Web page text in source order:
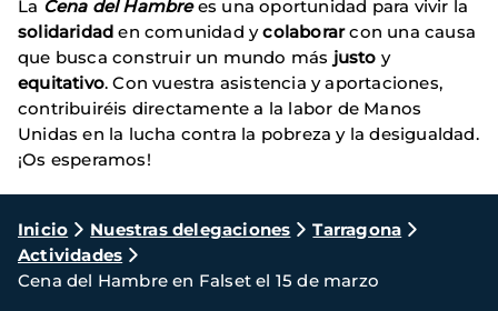
La Cena del Hambrees una oportunidad para vivir la
solidaridaden comunidad ycolaborarcon una causa
que busca construir un mundo más justo y
equitativo. Con vuestra asistencia y aportaciones,
contribuiréis directamente a la labor de Manos
Unidas en la lucha contra la pobreza y la desigualdad.
¡Os esperamos!
Ruta
de
navegación
Inicio Nuestras delegaciones
Tarragona
Actividades
Cena del Hambre en Falset el 15 de marzo